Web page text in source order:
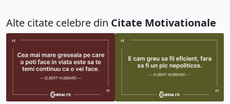
Alte citate celebre din Citate Motivationale